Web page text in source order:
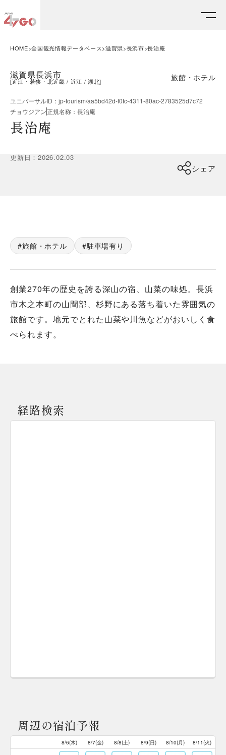
HOME 全国観光情報データベース 滋賀県 長浜市 長治庵
滋賀県長浜市
[近江・若狭・北近畿 近江 湖北] 旅館・ホテル
ユニバーサルID ： jp-tourism/aa5bd42d-f0fc-4311-80ac-2783525d7c72
チョウジアン正規名称 ： 長治庵
長治庵
更新日 ：2026.02.03
シェア
旅館・ホテル 駐車場有り
創業270年の歴史を誇る深山の宿、山菜の味処。長浜
市木之本町の山間部、杉野にある落ち着いた雰囲気の
旅館です。地元でとれた山菜や川魚などがおいしく食
べられます。
経路検索
周辺の宿泊予報
8/6(木) 8/7(金) 8/8(土) 8/9(日) 8/10(月) 8/11(火)